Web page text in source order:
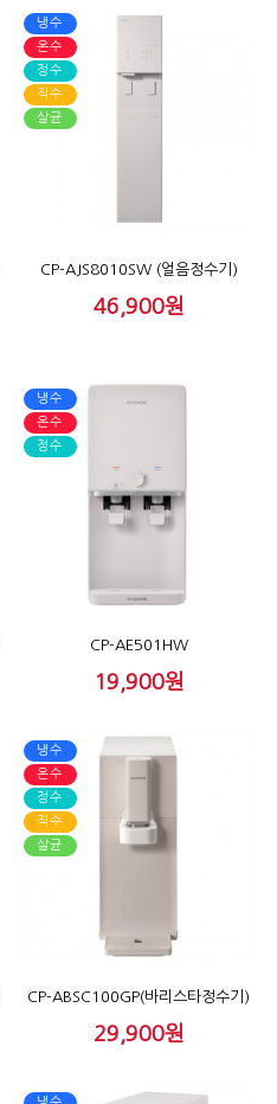
CP-AJS8010SW (얼음정수기)
46,900원
냉수
온수
정수
직수
살균
CP-AE501HW
19,900원
냉수
온수
정수
CP-ABSC100GP(바리스타정수기)
29,900원
냉수
온수
정수
직수
살균